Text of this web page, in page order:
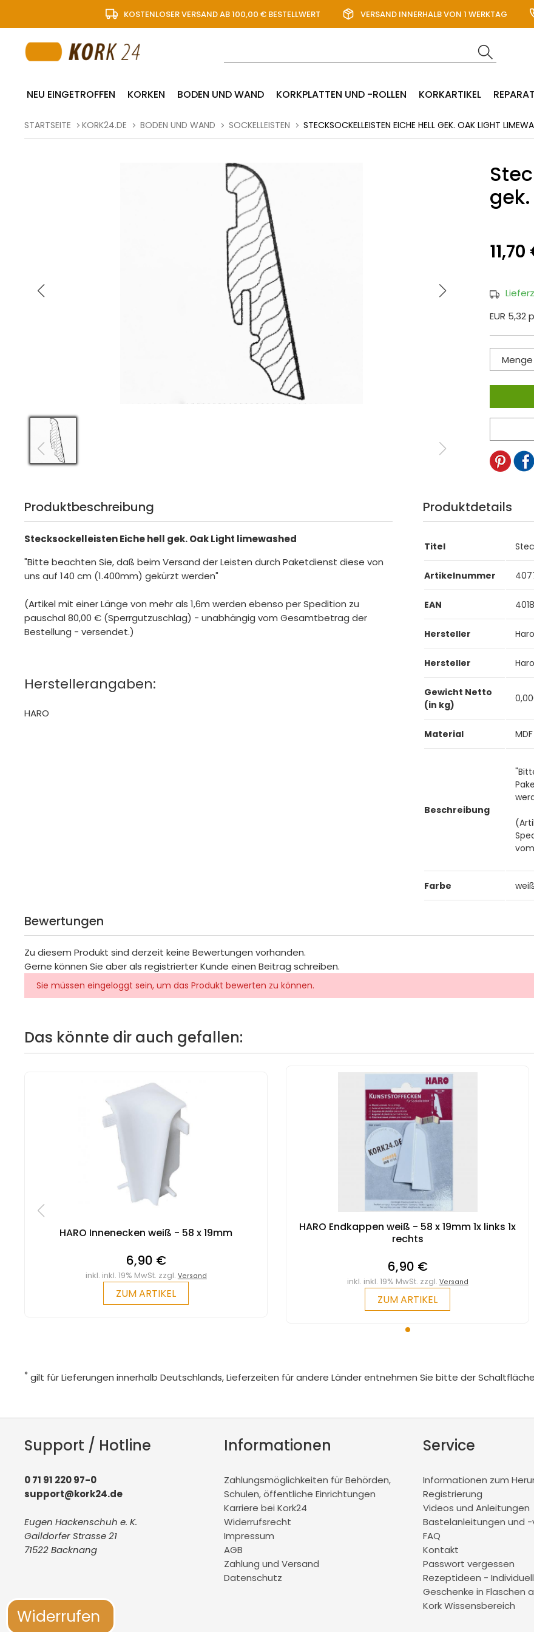
KOSTENLOSER VERSAND AB 100,00 € BESTELLWERT VERSAND INNERHALB VON 1 WERKTAG
NEU EINGETROFFEN KORKEN BODEN UND WAND KORKPLATTEN UND -ROLLEN KORKARTIKEL
STARTSEITE KORK24.DE BODEN UND WAND SOCKELLEISTEN STECKSOCKELLEISTEN EICHE HELL GEK. OAK LIGHT
EUR 5,32
Menge
Produktbeschreibung
Stecksockelleisten Eiche hell gek. Oak Light limewashed
"Bitte beachten Sie, daß beim Versand der Leisten durch Paketdienst diese von
uns auf 140 cm (1.400mm) gekürzt werden"
(Artikel mit einer Länge von mehr als 1,6m werden ebenso per Spedition zu
pauschal 80,00 € (Sperrgutzuschlag) - unabhängig vom Gesamtbetrag der
Bestellung - versendet.)
Herstellerangaben:
HARO
Produktdetails
Titel
Artikelnummer
EAN
Hersteller Haro
Hersteller Haro
Gewicht Netto
(in kg)
Material
Beschreibung
Farbe weiß
Bewertungen
Zu diesem Produkt sind derzeit keine Bewertungen vorhanden.
Gerne können Sie aber als registrierter Kunde einen Beitrag schreiben.
Sie müssen eingeloggt sein, um das Produkt bewerten zu können.
Das könnte dir auch gefallen:
HARO Innenecken weiß - 58 x 19mm
6,90 €
inkl. inkl. 19% MwSt. zzgl. Versand
ZUM ARTIKEL
HARO Endkappen weiß - 58 x 19mm 1x links 1x
rechts
6,90 €
inkl. inkl. 19% MwSt. zzgl. Versand
ZUM ARTIKEL
* gilt für Lieferungen innerhalb Deutschlands, Lieferzeiten für andere Länder entnehmen Sie bitte der
Support / Hotline
0 71 91 220 97-0
support@kork24.de
Eugen Hackenschuh e. K.
Gaildorfer Strasse 21
71522 Backnang
Informationen
Zahlungsmöglichkeiten für Behörden,
Schulen, öffentliche Einrichtungen
Karriere bei Kork24
Widerrufsrecht
Impressum
AGB
Zahlung und Versand
Datenschutz
Service
Informationen zum
Registrierung
Videos und Anleitungen
Bastelanleitungen und
FAQ
Kontakt
Passwort vergessen
Rezeptideen -
Geschenke in Flaschen
Kork Wissensbereich
Widerrufen